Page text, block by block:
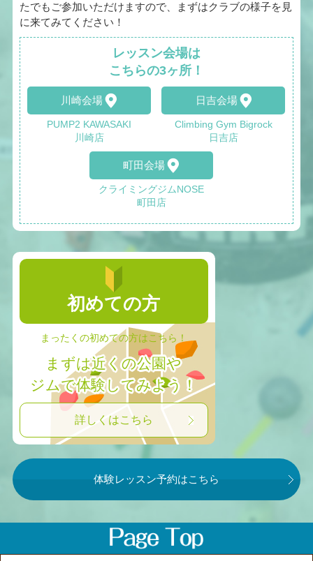
たでもご参加いただけますので、まずはクラブの様子を見
に来てみてください！
レッスン会場は
こちらの3ヶ所！
川崎会場
PUMP2 KAWASAKI
川崎店
日吉会場
Climbing Gym Bigrock
日吉店
町田会場
クライミングジムNOSE
町田店
初めての方
まったくの初めての方はこちら！
まずは近くの公園や
ジムで体験してみよう！
詳しくはこちら
体験レッスン予約はこちら